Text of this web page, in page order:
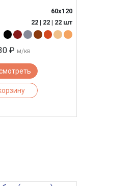
60х120
22 | 22 | 22 шт
₽ м/кв